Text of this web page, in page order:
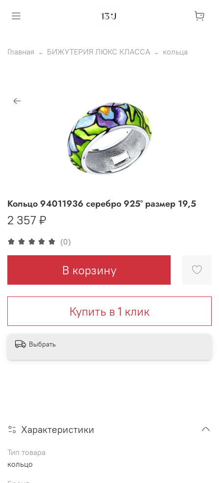
Главная БИЖУТЕРИЯ ЛЮКС КЛАССА кольца
(0)
Кольцо 94011936 серебро 925° размер 19,5
2 357 ₽
В корзину
Купить в 1 клик
Выбрать
Характеристики
Тип товара
кольцо